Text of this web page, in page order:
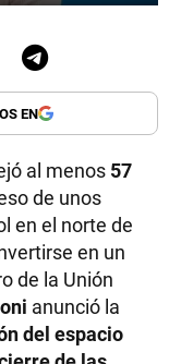
EN
al menos 57
de unos
en el norte de
en un
de la Unión
anunció la
del espacio